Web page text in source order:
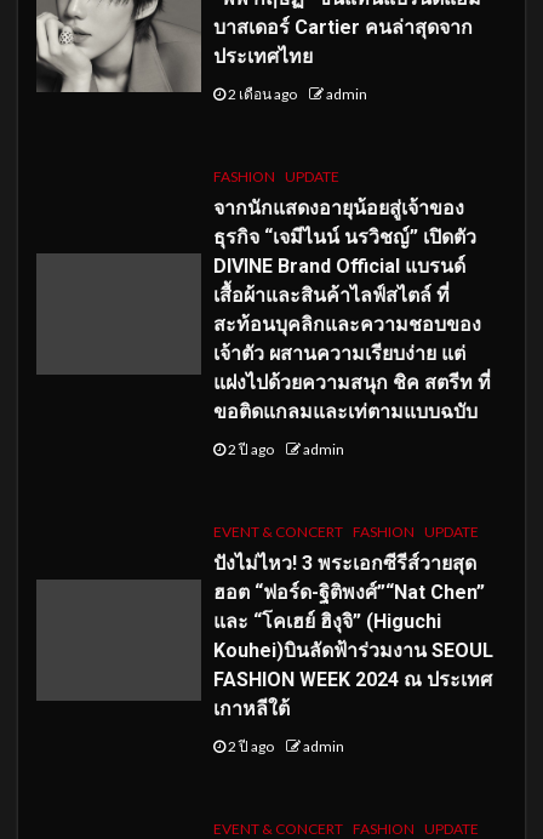
บาสเดอร์ Cartier คนล่าสุดจาก
ประเทศไทย
2 เดือน ago admin
FASHION UPDATE
จากนักแสดงอายุน้อยสู่เจ้าของ
ธุรกิจ “เจมีไนน์ นรวิชญ์” เปิดตัว
DIVINE Brand Official แบรนด์
เสื้อผ้าและสินค้าไลฟ์สไตล์ ที่
สะท้อนบุคลิกและความชอบของ
เจ้าตัว ผสานความเรียบง่าย แต่
แฝงไปด้วยความสนุก ชิค สตรีท ที่
ขอติดแกลมและเท่ตามแบบฉบับ
2 ปี ago admin
EVENT & CONCERT FASHION UPDATE
ปังไม่ไหว! 3 พระเอกซีรีส์วายสุด
ฮอต “ฟอร์ด-ฐิติพงศ์”“Nat Chen”
และ “โคเฮย์ ฮิงุจิ” (Higuchi
Kouhei)บินลัดฟ้าร่วมงาน SEOUL
FASHION WEEK 2024 ณ ประเทศ
เกาหลีใต้
2 ปี ago admin
EVENT & CONCERT FASHION UPDATE